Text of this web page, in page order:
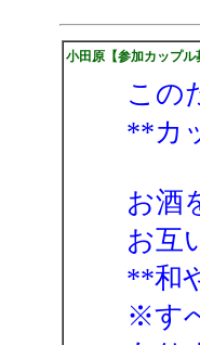
小田原【参加カップル
この
**カ
お酒
お互
**和
※す